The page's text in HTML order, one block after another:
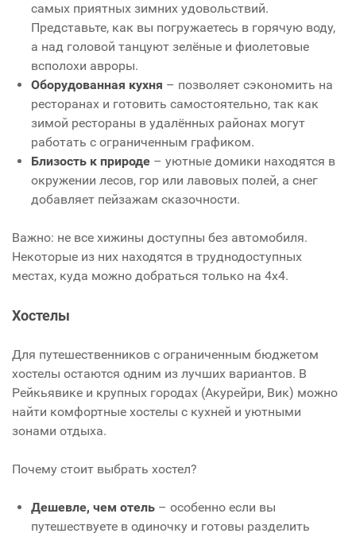
самых приятных зимних удовольствий.
Представьте, как вы погружаетесь в горячую воду,
а над головой танцуют зелёные и фиолетовые
всполохи авроры.
Оборудованная кухня – позволяет сэкономить на
ресторанах и готовить самостоятельно, так как
зимой рестораны в удалённых районах могут
работать с ограниченным графиком.
Близость к природе – уютные домики находятся в
окружении лесов, гор или лавовых полей, а снег
добавляет пейзажам сказочности.
Важно: не все хижины доступны без автомобиля.
Некоторые из них находятся в труднодоступных
местах, куда можно добраться только на 4x4.
Хостелы
Для путешественников с ограниченным бюджетом
хостелы остаются одним из лучших вариантов. В
Рейкьявике и крупных городах (Акурейри, Вик) можно
найти комфортные хостелы с кухней и уютными
зонами отдыха.
Почему стоит выбрать хостел?
Дешевле, чем отель – особенно если вы
путешествуете в одиночку и готовы разделить